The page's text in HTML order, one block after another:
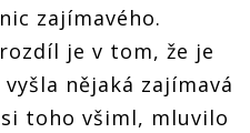
zajímavého.
je v tom, že je
nějaká zajímavá
toho všiml, mluvilo